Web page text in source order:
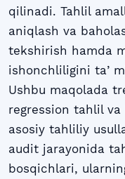
qilinadi. Tahlil
aniqlash va
tekshirish hamda
ishonchliligini
Ushbu maqolada
regression tahlil
asosiy tahliliy
audit jarayonida
bosqichlari,